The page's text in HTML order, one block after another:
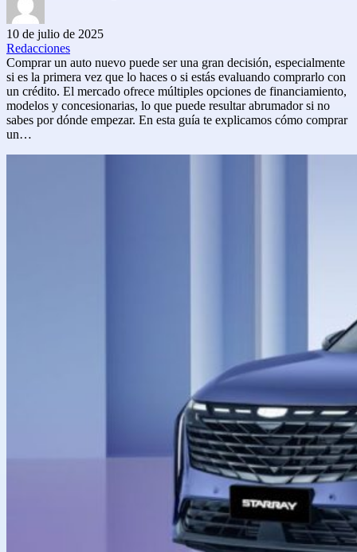
10 de julio de 2025
Redacciones
Comprar un auto nuevo puede ser una gran decisión, especialmente
si es la primera vez que lo haces o si estás evaluando comprarlo con
un crédito. El mercado ofrece múltiples opciones de financiamiento,
modelos y concesionarias, lo que puede resultar abrumador si no
sabes por dónde empezar. En esta guía te explicamos cómo comprar
un…